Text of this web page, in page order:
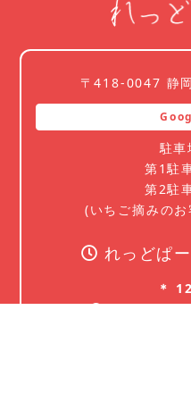
〒418-0047 静
駐車
第1駐
第2駐
(いちご摘みのお
れっどぱ
＊
10：00～17